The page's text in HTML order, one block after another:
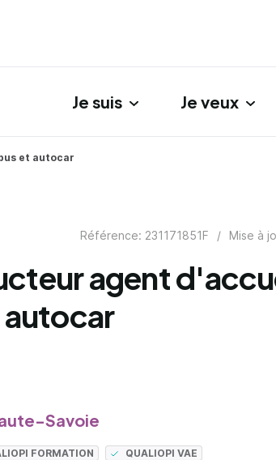
Je suis Je veux
et autocar
Référence: 231171851F / Mise à
agent
Savoie
FORMATION QUALIOPI VAE